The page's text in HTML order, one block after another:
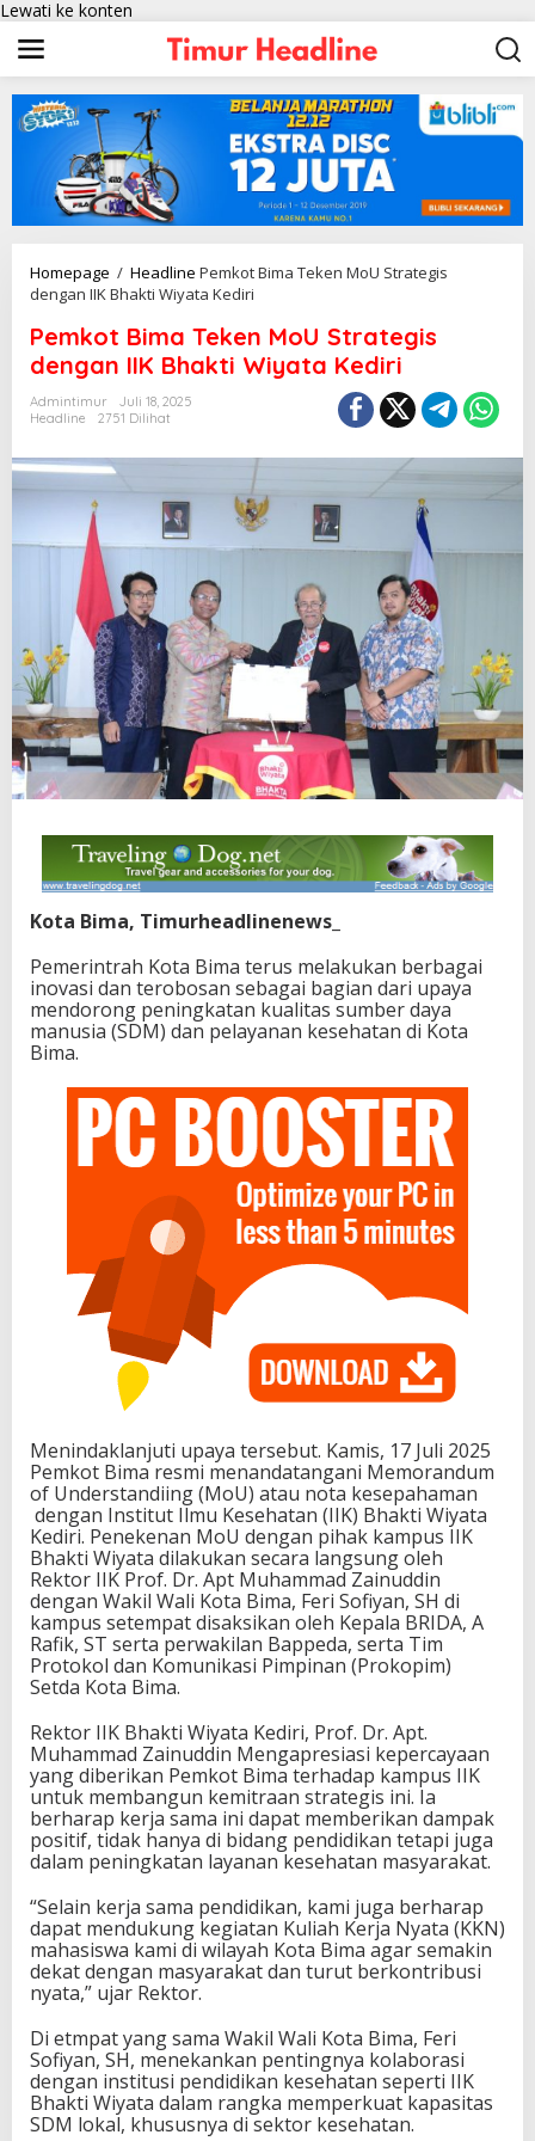
Lewati ke konten
Homepage / Headline Pemkot Bima Teken MoU Strategis
dengan IIK Bhakti Wiyata Kediri
Pemkot Bima Teken MoU Strategis
dengan IIK Bhakti Wiyata Kediri
Admintimur
Juli 18, 2025
Headline
2751 Dilihat
Kota Bima, Timurheadlinenews_
Pemerintrah Kota Bima terus melakukan berbagai
inovasi dan terobosan sebagai bagian dari upaya
mendorong peningkatan kualitas sumber daya
manusia (SDM) dan pelayanan kesehatan di Kota
Bima.
Menindaklanjuti upaya tersebut. Kamis, 17 Juli 2025
Pemkot Bima resmi menandatangani Memorandum
of Understandiing (MoU) atau nota kesepahaman
dengan Institut Ilmu Kesehatan (IIK) Bhakti Wiyata
Kediri. Penekenan MoU dengan pihak kampus IIK
Bhakti Wiyata dilakukan secara langsung oleh
Rektor IIK Prof. Dr. Apt Muhammad Zainuddin
dengan Wakil Wali Kota Bima, Feri Sofiyan, SH di
kampus setempat disaksikan oleh Kepala BRIDA, A
Rafik, ST serta perwakilan Bappeda, serta Tim
Protokol dan Komunikasi Pimpinan (Prokopim)
Setda Kota Bima.
Rektor IIK Bhakti Wiyata Kediri, Prof. Dr. Apt.
Muhammad Zainuddin Mengapresiasi kepercayaan
yang diberikan Pemkot Bima terhadap kampus IIK
untuk membangun kemitraan strategis ini. Ia
berharap kerja sama ini dapat memberikan dampak
positif, tidak hanya di bidang pendidikan tetapi juga
dalam peningkatan layanan kesehatan masyarakat.
“Selain kerja sama pendidikan, kami juga berharap
dapat mendukung kegiatan Kuliah Kerja Nyata (KKN)
mahasiswa kami di wilayah Kota Bima agar semakin
dekat dengan masyarakat dan turut berkontribusi
nyata,” ujar Rektor.
Di etmpat yang sama Wakil Wali Kota Bima, Feri
Sofiyan, SH, menekankan pentingnya kolaborasi
dengan institusi pendidikan kesehatan seperti IIK
Bhakti Wiyata dalam rangka memperkuat kapasitas
SDM lokal, khususnya di sektor kesehatan.